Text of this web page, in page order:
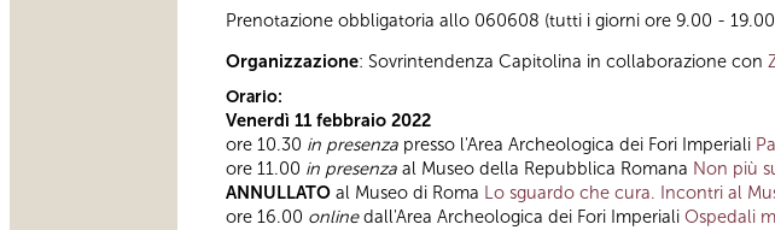
Prenotazione obbligatoria allo 060608 (tutti i giorni ore 9.00 -
Organizzazione: Sovrintendenza Capitolina in collaborazione con
Orario:
Venerdì 11 febbraio 2022
ore 10.30 in presenza presso l'Area Archeologica dei Fori Imperiali
ore 11.00 in presenza al Museo della Repubblica Romana Non più
ANNULLATO al Museo di Roma Lo sguardo che cura. Incontri al
ore 16.00 onlinedall'Area Archeologica dei Fori Imperiali Ospedali